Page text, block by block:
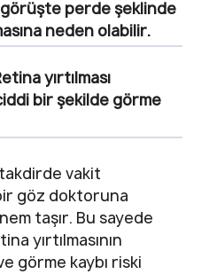
perde şeklinde
neden olabilir.
yırtılması
bir şekilde görme
vakit
göz doktoruna
taşır. Bu sayede
yırtılmasının
görme kaybı riski